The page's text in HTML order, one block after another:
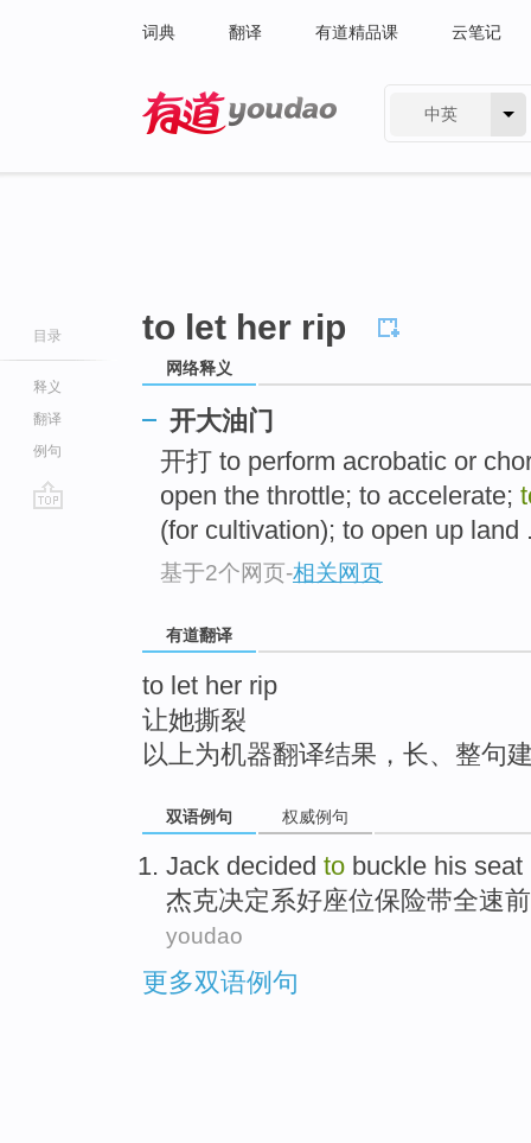
词典 翻译 有道精品课 云笔记
中英
目录
释义
翻译
例句
to let her rip
网络释义
开大油门
开打 to perform acrobatic or
open the throttle; to accelerate;
(for cultivation); to open up land
基于2个网页-相关网页
有道翻译
to let her rip
让她撕裂
以上为机器翻译结果，长、整句
双语例句 权威例句
Jack decided to buckle his seat
杰克决定系好座位保险带全速
youdao
更多双语例句